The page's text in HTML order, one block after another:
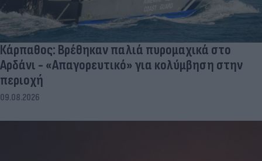
Κάρπαθος: Βρέθηκαν παλιά πυρομαχικά στο
Αρδάνι - «Απαγορευτικό» για κολύμβηση στην
περιοχή
09.08.2026